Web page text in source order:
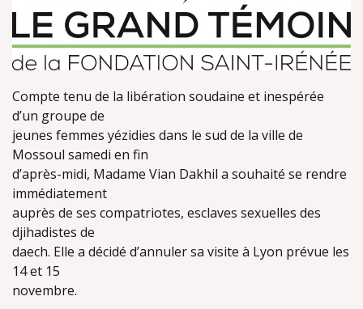
Compte tenu de la libération soudaine et inespérée
d’un groupe de
jeunes femmes yézidies dans le sud de la ville de
Mossoul samedi en fin
d’après-midi, Madame Vian Dakhil a souhaité se rendre
immédiatement
auprès de ses compatriotes, esclaves sexuelles des
djihadistes de
daech. Elle a décidé d’annuler sa visite à Lyon prévue les
14 et 15
novembre.